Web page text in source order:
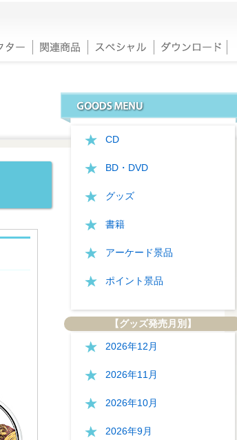
CD
BD・DVD
グッズ
書籍
アーケード景品
ポイント景品
【グッズ発売月別】
2026年12月
2026年11月
2026年10月
2026年9月